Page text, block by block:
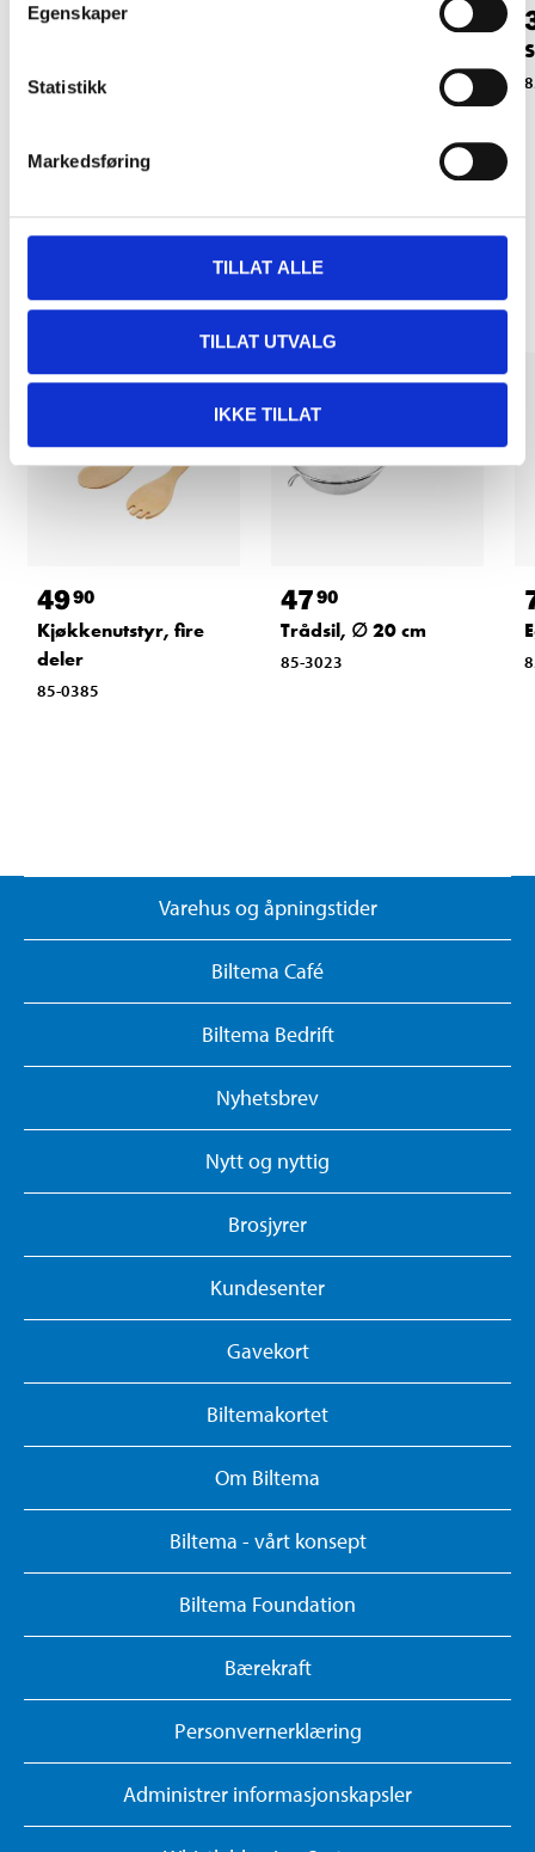
Egenskaper
Statistikk
Markedsføring
TILLAT ALLE
TILLAT UTVALG
IKKE TILLAT
3990
85-0342
Relaterte produkter
4990
Kjøkkenutstyr, fire
deler
85-0385
4790
Trådsil, ∅ 20 cm
85-3023
Varehus og åpningstider
Biltema Café
Biltema Bedrift
Nyhetsbrev
Nytt og nyttig
Brosjyrer
Kundesenter
Gavekort
Biltemakortet
Om Biltema
Biltema - vårt konsept
Biltema Foundation
Bærekraft
Personvernerklæring
Administrer informasjonskapsler